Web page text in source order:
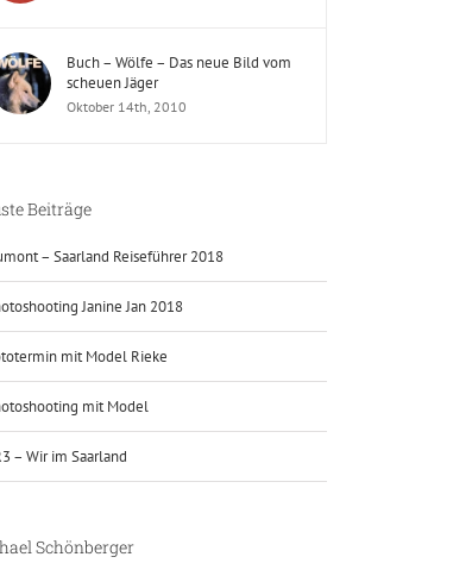
Buch – Wölfe – Das neue Bild vom
scheuen Jäger
Oktober 14th, 2010
Beiträge
– Saarland Reiseführer 2018
Janine Jan 2018
mit Model Rieke
mit Model
– Wir im Saarland
Schönberger